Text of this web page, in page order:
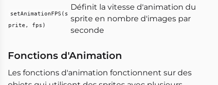
setAnimationFPS(s
prite, fps)
Définit la vitesse d'animation du
sprite en nombre d'images par
seconde
Fonctions d'Animation
Les fonctions d'animation fonctionnent sur des